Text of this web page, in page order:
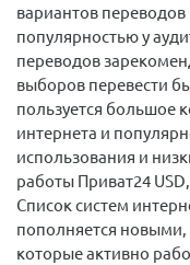
вариантов
популярностью у
переводов
выборов перевести
пользуется большое
интернета и
использования и
работы Приват24
Список систем
пополняется
которые активно